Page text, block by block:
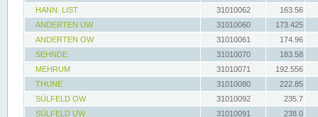
HANN. LIST
31010062
163.56
ANDERTEN UW
31010060
173.425
ANDERTEN OW
31010061
174.96
SEHNDE
31010070
183.58
MEHRUM
31010071
192.556
THUNE
31010080
222.85
SÜLFELD OW
31010092
235.7
SÜLFELD UW
31010091
238.0